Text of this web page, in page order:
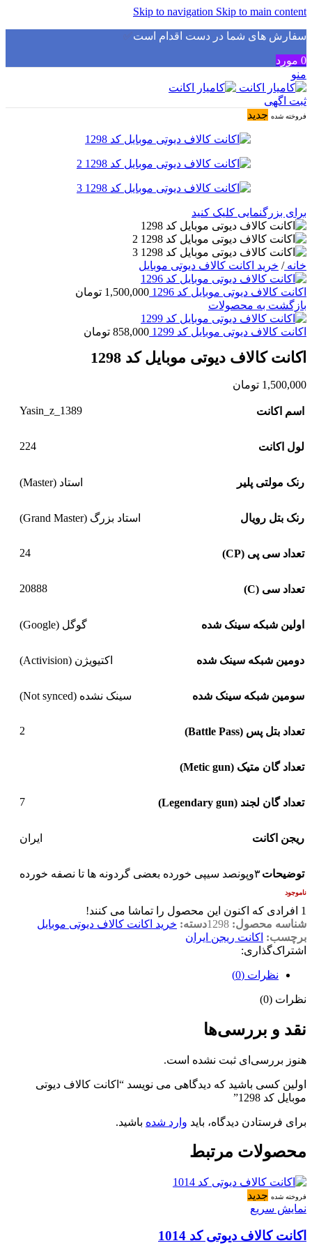
Skip to navigation Skip to main content
سفارش های شما در دست اقدام است✅
0 مورد
منو
ثبت اگهی
فروخته شده جدید
برای بزرگنمایی کلیک کنید
خانه/ خرید اکانت کالاف دیوتی موبایل
اکانت کالاف دیوتی موبایل کد 1296 1,500,000 تومان
بازگشت به محصولات
اکانت کالاف دیوتی موبایل کد 1299 858,000 تومان
اکانت کالاف دیوتی موبایل کد 1298
1,500,000 تومان
اسم اکانت Yasin_z_1389
لول اکانت 224
رنک مولتی پلیر استاد (Master)
رنک بتل رویال استاد بزرگ (Grand Master)
تعداد سی پی (CP) 24
تعداد سی (C) 20888
اولین شبکه سینک شده گوگل (Google)
دومین شبکه سینک شده اکتیویژن (Activision)
سومین شبکه سینک شده سینک نشده (Not synced)
تعداد بتل پس (Battle Pass) 2
تعداد گان متیک (Metic gun)
تعداد گان لجند (Legendary gun) 7
ریجن اکانت ایران
توضیحات۳وپونصد سیپی خورده بعضی گردونه ها تا نصفه خورده
ناموجود
1 افرادی که اکنون این محصول را تماشا می کنند!
شناسه محصول: 1298دسته: خرید اکانت کالاف دیوتی موبایل
برچسب: اکانت ریجن ایران
اشتراک‌گذاری:
نظرات (0)
نظرات (0)
نقد و بررسی‌ها
هنوز بررسی‌ای ثبت نشده است.
اولین کسی باشید که دیدگاهی می نویسد “اکانت کالاف دیوتی
موبایل کد 1298”
برای فرستادن دیدگاه، باید وارد شده باشید.
محصولات مرتبط
فروخته شده جدید
نمایش سریع
اکانت کالاف دیوتی کد 1014